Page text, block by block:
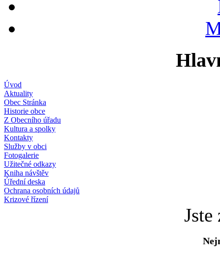
Úvod
Aktuality
Obec Stránka
Historie obce
Z Obecního úřadu
Kultura a spolky
Kontakty
Služby v obci
Fotogalerie
Užitečné odkazy
Kniha návštěv
Úřední deska
Ochrana osobních údajů
Krizové řízení